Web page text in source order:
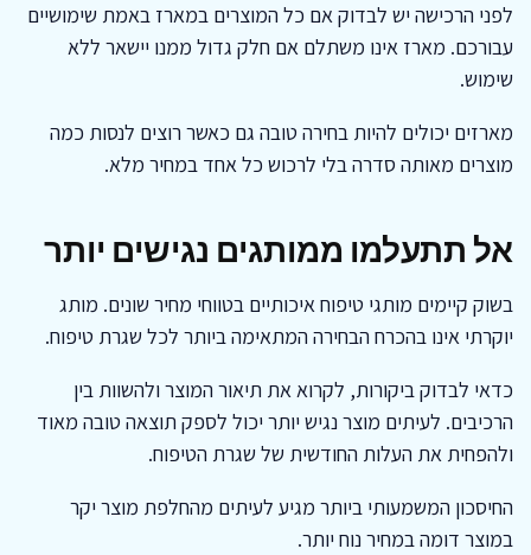
לפני הרכישה יש לבדוק אם כל המוצרים במארז באמת שימושיים
עבורכם. מארז אינו משתלם אם חלק גדול ממנו יישאר ללא
שימוש.
מארזים יכולים להיות בחירה טובה גם כאשר רוצים לנסות כמה
מוצרים מאותה סדרה בלי לרכוש כל אחד במחיר מלא.
אל תתעלמו ממותגים נגישים יותר
בשוק קיימים מותגי טיפוח איכותיים בטווחי מחיר שונים. מותג
יוקרתי אינו בהכרח הבחירה המתאימה ביותר לכל שגרת טיפוח.
כדאי לבדוק ביקורות, לקרוא את תיאור המוצר ולהשוות בין
הרכיבים. לעיתים מוצר נגיש יותר יכול לספק תוצאה טובה מאוד
ולהפחית את העלות החודשית של שגרת הטיפוח.
החיסכון המשמעותי ביותר מגיע לעיתים מהחלפת מוצר יקר
במוצר דומה במחיר נוח יותר.